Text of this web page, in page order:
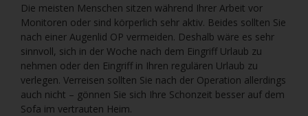
Die meisten Menschen sitzen während Ihrer Arbeit vor
Monitoren oder sind körperlich sehr aktiv. Beides sollten Sie
nach einer Augenlid OP vermeiden. Deshalb wäre es sehr
sinnvoll, sich in der Woche nach dem Eingriff Urlaub zu
nehmen oder den Eingriff in Ihren regulären Urlaub zu
verlegen. Verreisen sollten Sie nach der Operation allerdings
auch nicht – gönnen Sie sich Ihre Schonzeit besser auf dem
Sofa im vertrauten Heim.